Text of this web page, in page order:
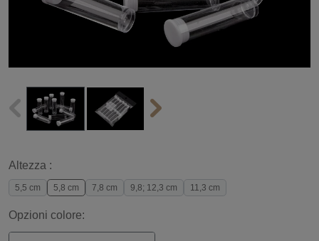
Altezza :
5,5 cm 5,8 cm 7,8 cm 9,8; 12,3 cm 11,3 cm
Opzioni colore: